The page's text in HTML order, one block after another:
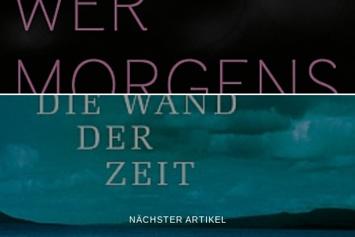
NÄCHSTER ARTIKEL